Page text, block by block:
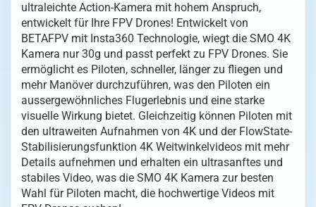
ultraleichte Action-Kamera mit hohem Anspruch,
entwickelt für Ihre FPV Drones! Entwickelt von
BETAFPV mit Insta360 Technologie, wiegt die SMO 4K
Kamera nur 30g und passt perfekt zu FPV Drones. Sie
ermöglicht es Piloten, schneller, länger zu fliegen und
mehr Manöver durchzuführen, was den Piloten ein
aussergewöhnliches Flugerlebnis und eine starke
visuelle Wirkung bietet. Gleichzeitig können Piloten mit
den ultraweiten Aufnahmen von 4K und der FlowState-
Stabilisierungsfunktion 4K Weitwinkelvideos mit mehr
Details aufnehmen und erhalten ein ultrasanftes und
stabiles Video, was die SMO 4K Kamera zur besten
Wahl für Piloten macht, die hochwertige Videos mit